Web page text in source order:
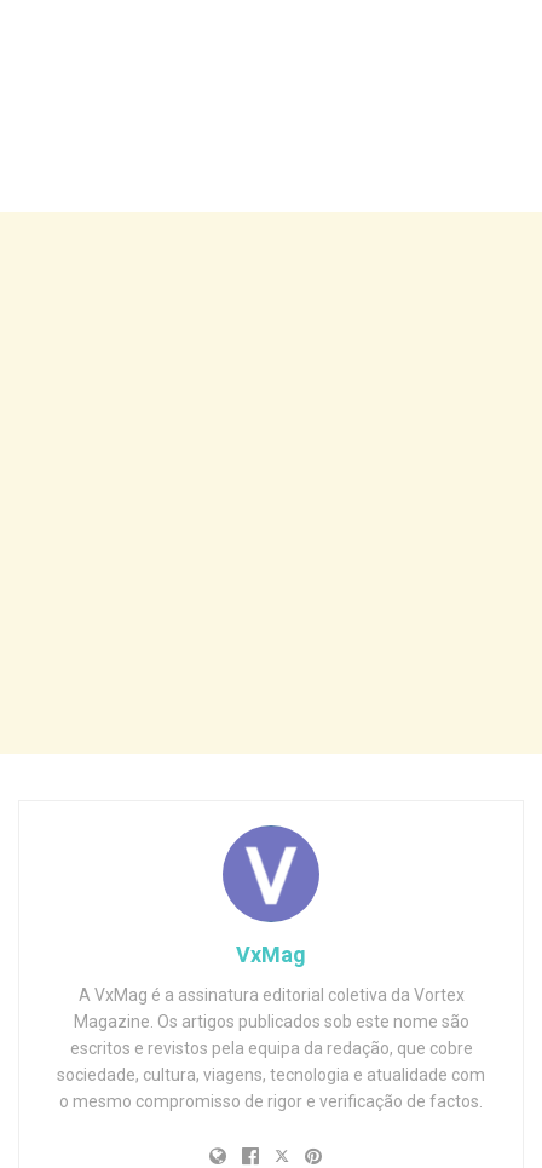
VxMag
A VxMag é a assinatura editorial coletiva da Vortex
Magazine. Os artigos publicados sob este nome são
escritos e revistos pela equipa da redação, que cobre
sociedade, cultura, viagens, tecnologia e atualidade com
o mesmo compromisso de rigor e verificação de factos.